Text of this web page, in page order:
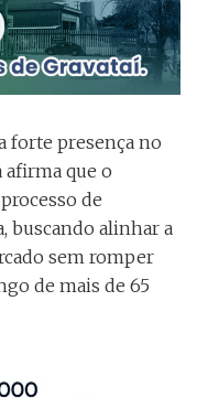
forte presença no
que o
de
buscando alinhar a
sem romper
de mais de 65